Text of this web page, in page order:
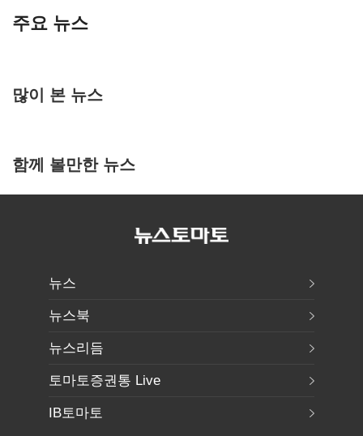
주요 뉴스
많이 본 뉴스
함께 볼만한 뉴스
뉴스
뉴스북
뉴스리듬
토마토증권통 Live
IB토마토